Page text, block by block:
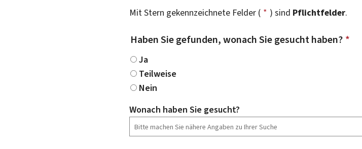
Mit Stern gekennzeichnete Felder ( * ) sind Pflichtfelder.
Haben Sie gefunden, wonach Sie gesucht haben? *
Ja
Teilweise
Nein
Wonach haben Sie gesucht?